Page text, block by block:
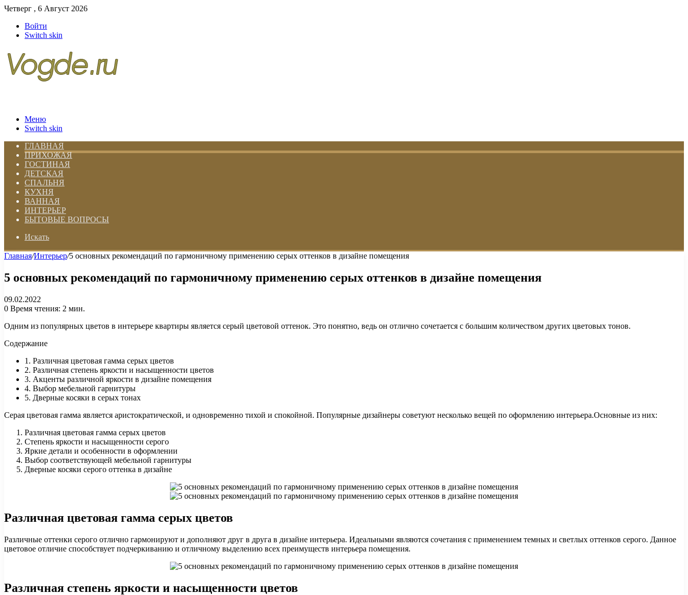
Четверг , 6 Август 2026
Войти
Switch skin
Меню
Switch skin
ГЛАВНАЯ
ПРИХОЖАЯ
ГОСТИНАЯ
ДЕТСКАЯ
СПАЛЬНЯ
КУХНЯ
ВАННАЯ
ИНТЕРЬЕР
БЫТОВЫЕ ВОПРОСЫ
Искать
Главная/Интерьер/5 основных рекомендаций по гармоничному применению серых оттенков в дизайне помещения
5 основных рекомендаций по гармоничному применению серых оттенков в дизайне помещения
09.02.2022
0 Время чтения: 2 мин.
Одним из популярных цветов в интерьере квартиры является серый цветовой оттенок. Это понятно, ведь он отлично сочетается с большим количеством других цветовых тонов.
Содержание
1. Различная цветовая гамма серых цветов
2. Различная степень яркости и насыщенности цветов
3. Акценты различной яркости в дизайне помещения
4. Выбор мебельной гарнитуры
5. Дверные косяки в серых тонах
Серая цветовая гамма является аристократической, и одновременно тихой и спокойной. Популярные дизайнеры советуют несколько вещей по оформлению интерьера.Основные из них:
Различная цветовая гамма серых цветов
Степень яркости и насыщенности серого
Яркие детали и особенности в оформлении
Выбор соответствующей мебельной гарнитуры
Дверные косяки серого оттенка в дизайне
Различная цветовая гамма серых цветов
Различные оттенки серого отлично гармонируют и дополняют друг в друга в дизайне интерьера. Идеальными являются сочетания с применением темных и светлых оттенков серого. Данное
цветовое отличие способствует подчеркиванию и отличному выделению всех преимуществ интерьера помещения.
Различная степень яркости и насыщенности цветов